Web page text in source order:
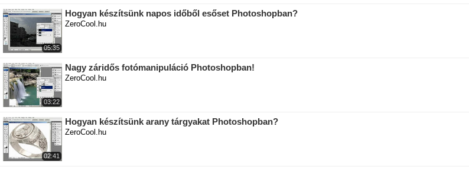
05:35
Hogyan készítsünk napos időből esőset Photoshopban?
ZeroCool.hu
03:22
Nagy záridős fotómanipuláció Photoshopban!
ZeroCool.hu
02:41
Hogyan készítsünk arany tárgyakat Photoshopban?
ZeroCool.hu